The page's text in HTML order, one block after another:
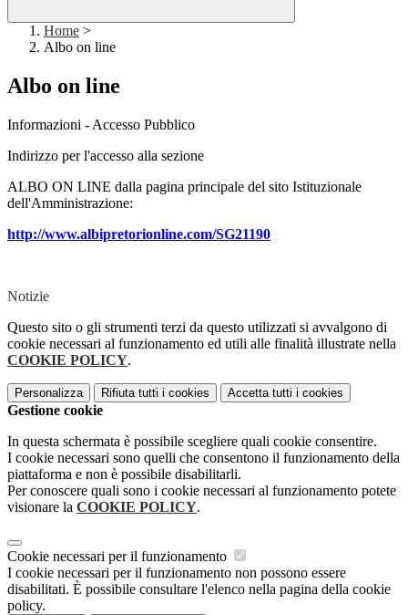
Home >
Albo on line
Albo on line
Informazioni - Accesso Pubblico
Indirizzo per l'accesso alla sezione
ALBO ON LINE dalla pagina principale del sito Istituzionale
dell'Amministrazione:
http://www.albipretorionline.com/SG21190
Notizie
Questo sito o gli strumenti terzi da questo utilizzati si avvalgono di
cookie necessari al funzionamento ed utili alle finalità illustrate nella
COOKIE POLICY.
Personalizza Rifiuta tutti i cookies Accetta tutti i cookies
Gestione cookie
In questa schermata è possibile scegliere quali cookie consentire.
I cookie necessari sono quelli che consentono il funzionamento della
piattaforma e non è possibile disabilitarli.
Per conoscere quali sono i cookie necessari al funzionamento potete
visionare la COOKIE POLICY.
Cookie necessari per il funzionamento
I cookie necessari per il funzionamento non possono essere
disabilitati. È possibile consultare l'elenco nella pagina della cookie
policy.